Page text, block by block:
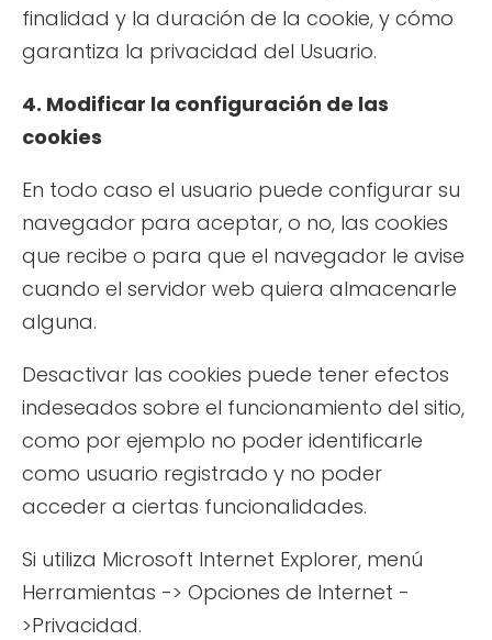
finalidad y la duración de la cookie, y cómo
garantiza la privacidad del Usuario.
4. Modificar la configuración de las
cookies
En todo caso el usuario puede configurar su
navegador para aceptar, o no, las cookies
que recibe o para que el navegador le avise
cuando el servidor web quiera almacenarle
alguna.
Desactivar las cookies puede tener efectos
indeseados sobre el funcionamiento del sitio,
como por ejemplo no poder identificarle
como usuario registrado y no poder
acceder a ciertas funcionalidades.
Si utiliza Microsoft Internet Explorer, menú
Herramientas -> Opciones de Internet -
>Privacidad.